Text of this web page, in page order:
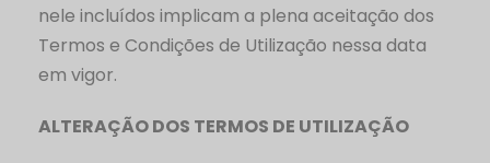
nele incluídos implicam a plena aceitação dos
Termos e Condições de Utilização nessa data
em vigor.
ALTERAÇÃO DOS TERMOS DE UTILIZAÇÃO